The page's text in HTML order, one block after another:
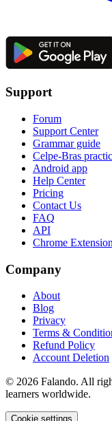
Support
Forum
Support Center
Grammar guide
Celpe-Bras
Android app
Help Center
Pricing
Contact Us
FAQ
API
Chrome Extension
Company
About
Blog
Privacy
Terms &
Refund Policy
Account Deletion
© 2026 Falando. All
learners worldwide.
Cookie settings